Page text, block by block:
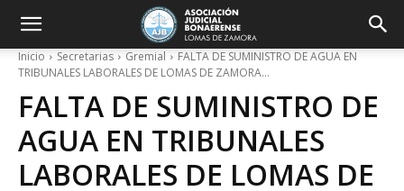
Inicio Secretarias Gremial
FALTA DE SUMINISTRO DE AGUA EN
TRIBUNALES LABORALES DE LOMAS DE ZAMORA...
FALTA DE SUMINISTRO DE
AGUA EN TRIBUNALES
LABORALES DE LOMAS DE